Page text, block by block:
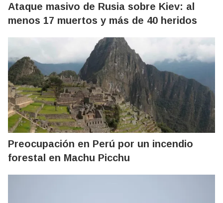
Ataque masivo de Rusia sobre Kiev: al
menos 17 muertos y más de 40 heridos
Preocupación en Perú por un incendio
forestal en Machu Picchu